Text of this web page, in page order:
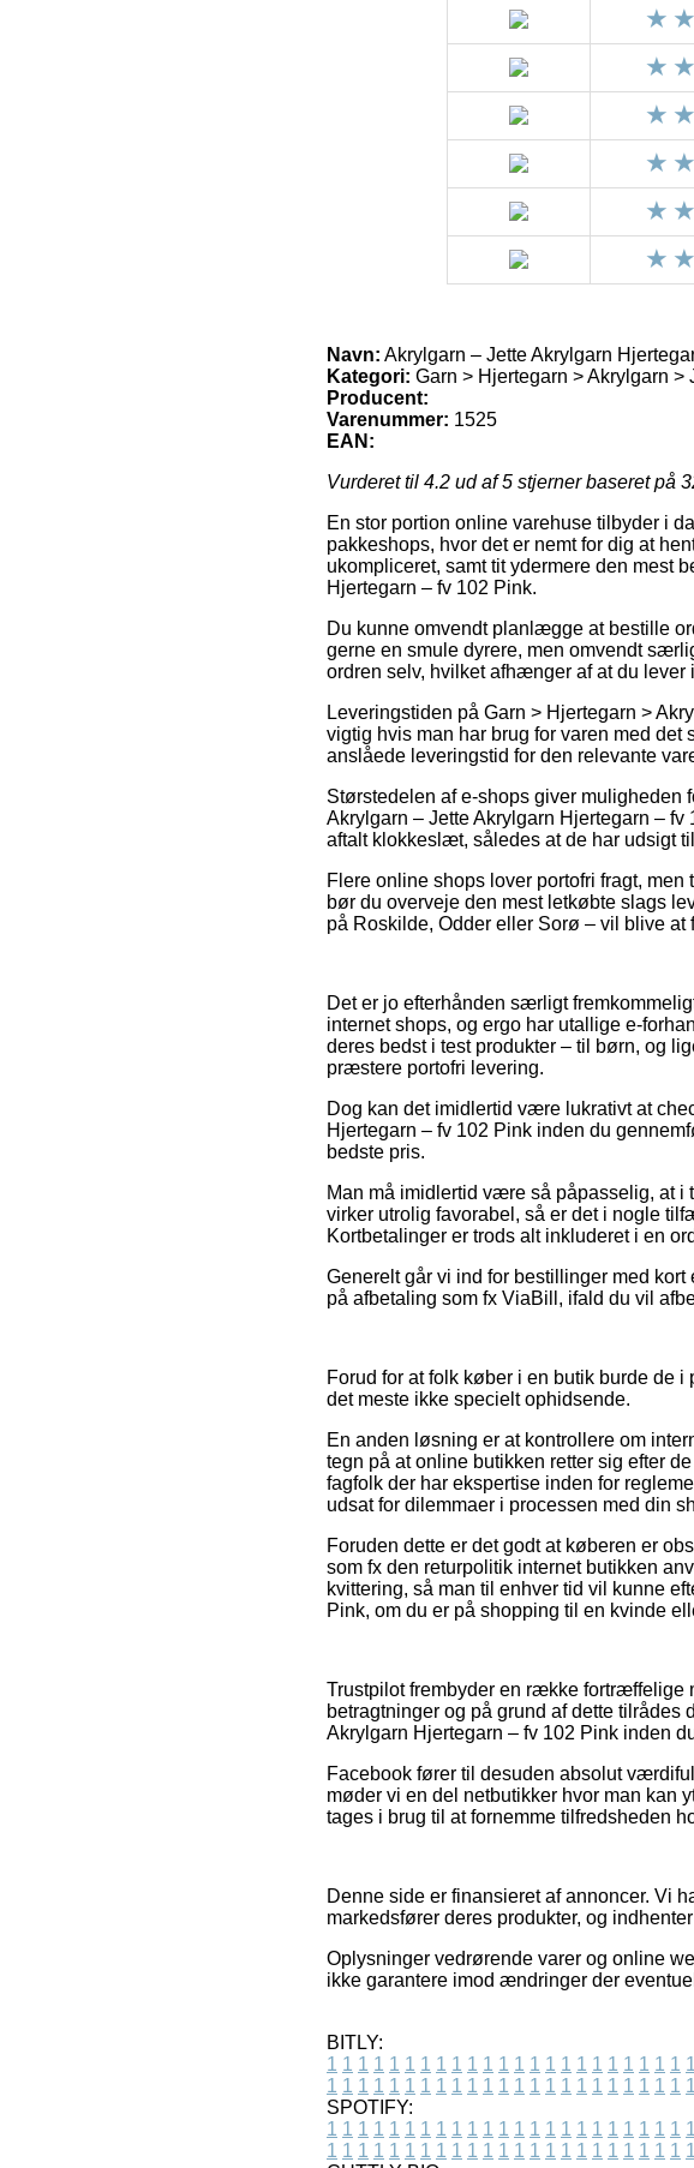
Navn: Akrylgarn – Jette Akrylgarn
Kategori: Garn > Hjertegarn > Akrylgarn >
Producent:
Varenummer: 1525
EAN:
Vurderet til 4.2 ud af 5 stjerner baseret på
En stor portion online varehuse tilbyder i
pakkeshops, hvor det er nemt for dig at
ukompliceret, samt tit ydermere den mest
Hjertegarn – fv 102 Pink.
Du kunne omvendt planlægge at bestille
gerne en smule dyrere, men omvendt
ordren selv, hvilket afhænger af at du lever
Leveringstiden på Garn > Hjertegarn >
vigtig hvis man har brug for varen med det
anslåede leveringstid for den relevante
Størstedelen af e-shops giver
Akrylgarn – Jette Akrylgarn Hjertegarn –
aftalt klokkeslæt, således at de har udsigt
Flere online shops lover portofri fragt,
bør du overveje den mest letkøbte slags
på Roskilde, Odder eller Sorø – vil blive
Det er jo efterhånden særligt
internet shops, og ergo har utallige e-
deres bedst i test produkter – til børn, og
præstere portofri levering.
Dog kan det imidlertid være lukrativt at
Hjertegarn – fv 102 Pink inden du
bedste pris.
Man må imidlertid være så påpasselig, at i
virker utrolig favorabel, så er det i nogle
Kortbetalinger er trods alt inkluderet i en
Generelt går vi ind for bestillinger med
på afbetaling som fx ViaBill, ifald du vil
Forud for at folk køber i en butik burde de
det meste ikke specielt ophidsende.
En anden løsning er at kontrollere om
tegn på at online butikken retter sig efter
fagfolk der har ekspertise inden for
udsat for dilemmaer i processen med din
Foruden dette er det godt at køberen er
som fx den returpolitik internet butikken
kvittering, så man til enhver tid vil kunne
Pink, om du er på shopping til en kvinde
Trustpilot frembyder en række fortræffelige
betragtninger og på grund af dette tilrådes
Akrylgarn Hjertegarn – fv 102 Pink inden
Facebook fører til desuden absolut
møder vi en del netbutikker hvor man kan
tages i brug til at fornemme tilfredsheden
Denne side er finansieret af annoncer. Vi
markedsfører deres produkter, og
Oplysninger vedrørende varer og online
ikke garantere imod ændringer der
BITLY:
1 1 1 1 1 1 1 1 1 1 1 1 1 1 1 1 1 1 1 1 1 1 1 1
1 1 1 1 1 1 1 1 1 1 1 1 1 1 1 1 1 1 1 1 1 1 1 1
SPOTIFY:
1 1 1 1 1 1 1 1 1 1 1 1 1 1 1 1 1 1 1 1 1 1 1 1
1 1 1 1 1 1 1 1 1 1 1 1 1 1 1 1 1 1 1 1 1 1 1 1